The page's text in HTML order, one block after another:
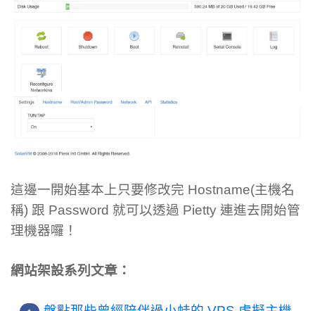
這邊一開始基本上只要修改完 Hostname(主機名
稱) 跟 Password 就可以透過 Pietty 連進去開始管
理機器囉！
網站架設系列文章：